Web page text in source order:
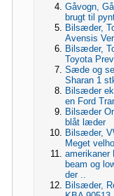
Gåvogn,
brugt til
Bilsæder,
Avensis
Bilsæder,
Toyota
Sæde og
Sharan 1
Bilsæder
en Ford
Bilsæder
blåt læder
Bilsæder,
Meget
amerikaner
beam og
der ..
Bilsæder,